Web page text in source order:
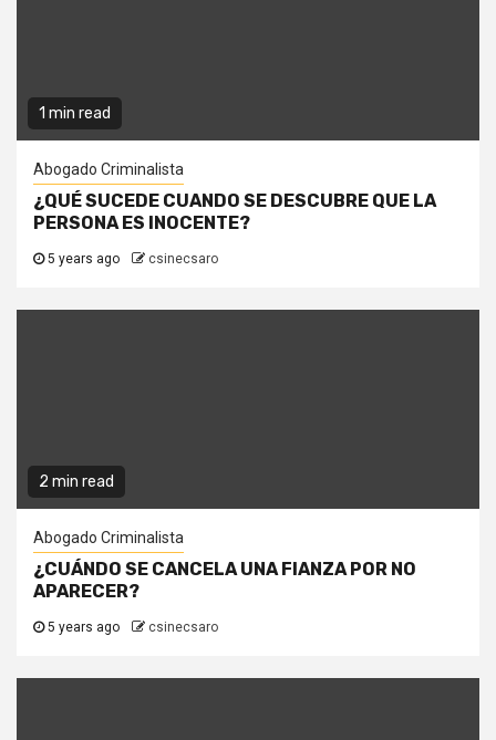
1 min read
Abogado Criminalista
¿QUÉ SUCEDE CUANDO SE DESCUBRE QUE LA
PERSONA ES INOCENTE?
5 years ago csinecsaro
2 min read
Abogado Criminalista
¿CUÁNDO SE CANCELA UNA FIANZA POR NO
APARECER?
5 years ago csinecsaro